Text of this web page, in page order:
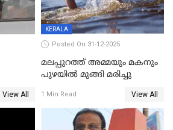
പിടിയിൽ
View All
KERALA
Posted On 31-12-2025
മലപ്പുറത്ത് അമ്മയും മകനും
പുഴയിൽ മുങ്ങി മരിച്ചു
1 Min Read View All